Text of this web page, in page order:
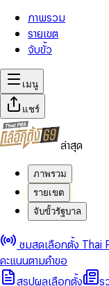
ภาพรวม
รายเขต
จับขั้ว
เมนู
แชร์
ล่าสุด
ภาพรวม
รายเขต
จับขั้วรัฐบาล
ชมสดเลือกตั้ง Thai
คะแนนตามคำขอ
สรุปผลเลือกตั้ง
ร
0
1
2
3
0
1
2
0
1 0